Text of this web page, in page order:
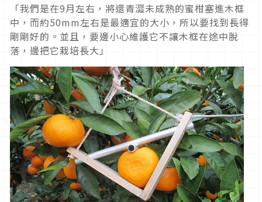
「我們是在9月左右，將還青澀未成熟的蜜柑塞進木框
中，而約50mm左右是最適宜的大小，所以要找到長得
剛剛好的。並且，要邊小心維護它不讓木框在途中脫
落，邊把它栽培長大」